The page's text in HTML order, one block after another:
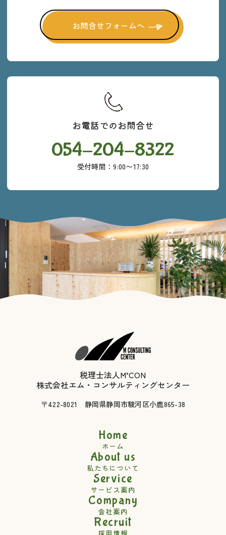
お問合せフォームへ
お電話でのお問合せ
054-204-8322
受付時間：9:00〜17:30
税理士法人M’CON
株式会社エム・コンサルティングセンター
〒422-8021 静岡県静岡市駿河区小鹿865-38
Home
ホーム
About us
私たちについて
Service
サービス案内
Company
会社案内
Recruit
採用情報